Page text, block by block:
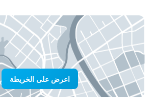
اعرض على الخريطة